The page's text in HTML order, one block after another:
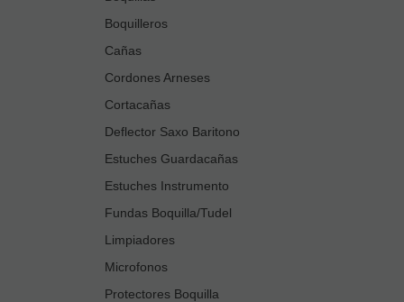
Boquilleros
Cañas
Cordones Arneses
Cortacañas
Deflector Saxo Baritono
Estuches Guardacañas
Estuches Instrumento
Fundas Boquilla/Tudel
Limpiadores
Microfonos
Protectores Boquilla